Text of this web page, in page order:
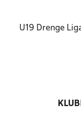
U19 Drenge